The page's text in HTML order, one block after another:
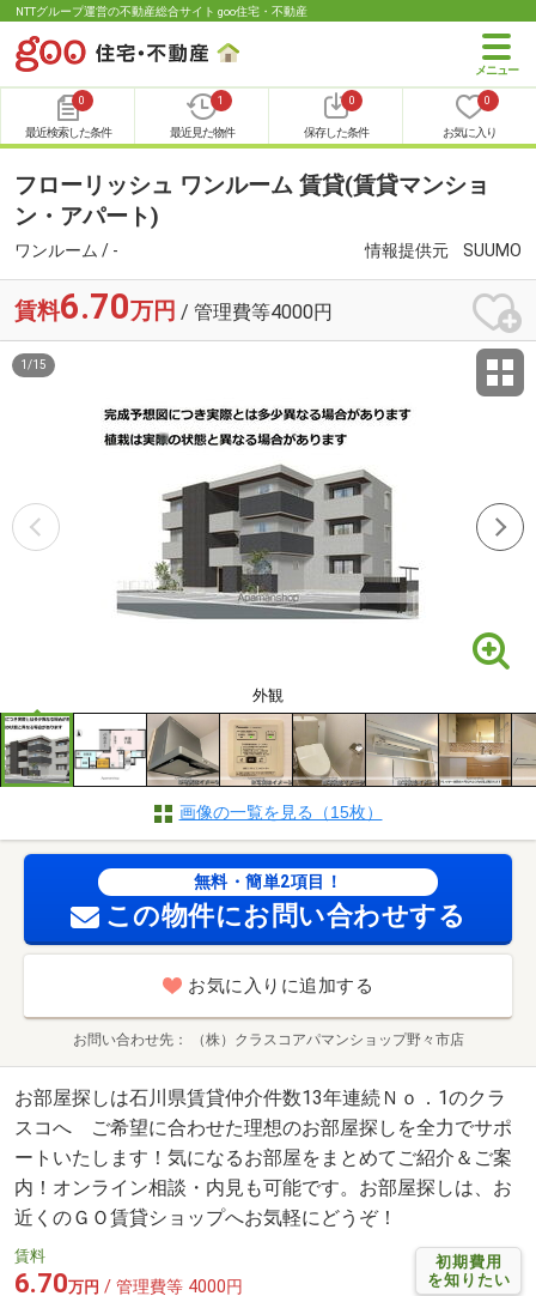
NTTグループ運営の不動産総合サイト goo住宅・不動産
0
最近検索した条件
1
最近見た物件
0
保存した条件
0
お気に入り
フローリッシュ ワンルーム 賃貸(賃貸マンショ
ン・アパート)
ワンルーム / - 情報提供元 SUUMO
賃料6.70万円 / 管理費等4000円
外観
1 /15
画像の一覧を見る（15枚）
無料・簡単2項目！
この物件にお問い合わせする
お気に入りに追加する
お問い合わせ先 （株）クラスコアパマンショップ野々市店
お部屋探しは石川県賃貸仲介件数13年連続Ｎｏ．1のクラ
スコへ ご希望に合わせた理想のお部屋探しを全力でサポ
ートいたします！気になるお部屋をまとめてご紹介＆ご案
内！オンライン相談・内見も可能です。お部屋探しは、お
近くのＧＯ賃貸ショップへお気軽にどうぞ！
初期費用
を知りたい
賃料
6.70万円 / 管理費等 4000円